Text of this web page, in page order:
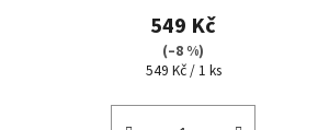
549 Kč
(–8 %)
Měrná
549 Kč / 1 ks